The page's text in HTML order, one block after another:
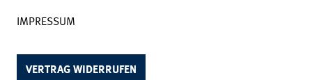
IMPRESSUM
VERTRAG WIDERRUFEN